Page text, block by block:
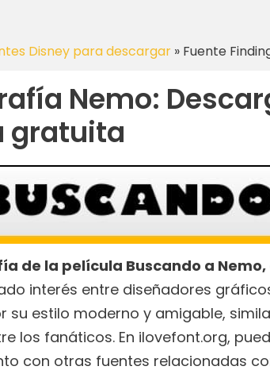
Disney para descargar » Fuente
Nemo:
gratuita
de la película Buscando a
interés entre diseñadores
su estilo moderno y amigable,
los fanáticos. En ilovefont.org,
con otras fuentes relacionadas